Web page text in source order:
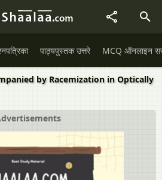
पाठ्यपुस्तक उत्तरे MCQ ऑनलाइन
by Racemization in Optically